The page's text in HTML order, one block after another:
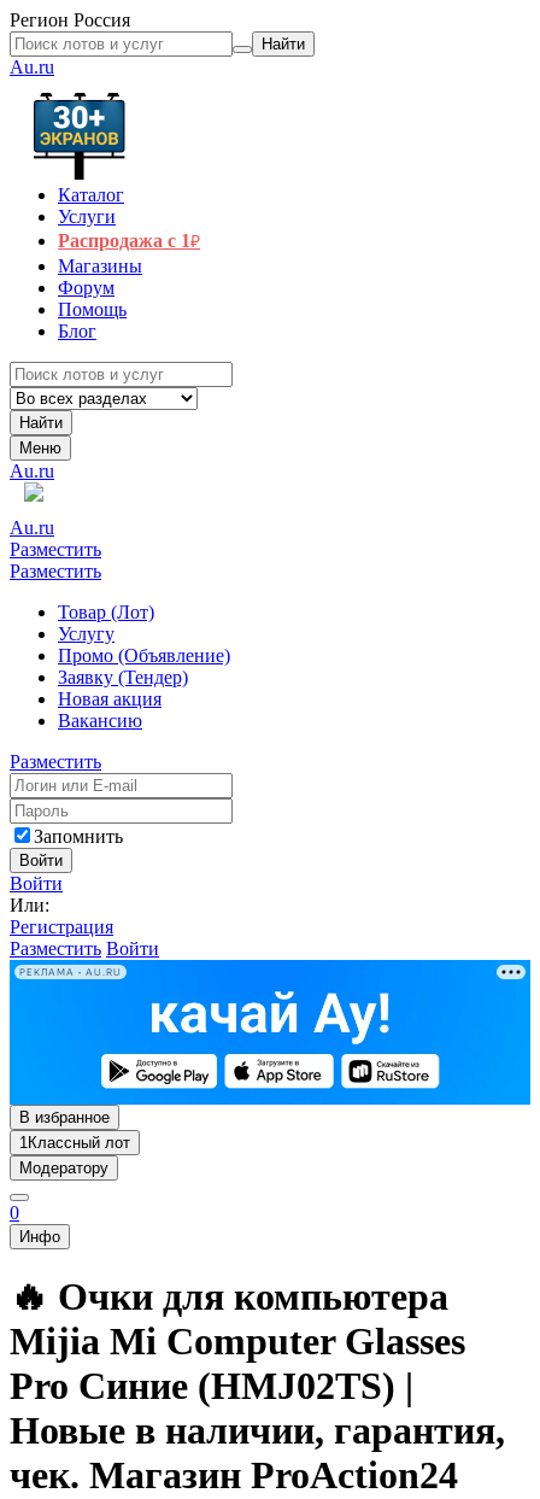
Регион Россия
Найти
Au.ru
Каталог
Услуги
Распродажа с 1₽
Магазины
Форум
Помощь
Блог
Найти
Меню
Au.ru
Au.ru
Разместить
Разместить
Товар (Лот)
Услугу
Промо (Объявление)
Заявку (Тендер)
Новая акция
Вакансию
Разместить
Запомнить
Войти
Войти
Или:
Регистрация
Разместить Войти
РЕКЛАМА • AU.RU
В избранное
1Классный лот
Модератору
0
Инфо
🔥 Очки для компьютера
Mijia Mi Computer Glasses
Pro Синие (HMJ02TS) |
Новые в наличии, гарантия,
чек. Магазин ProAction24